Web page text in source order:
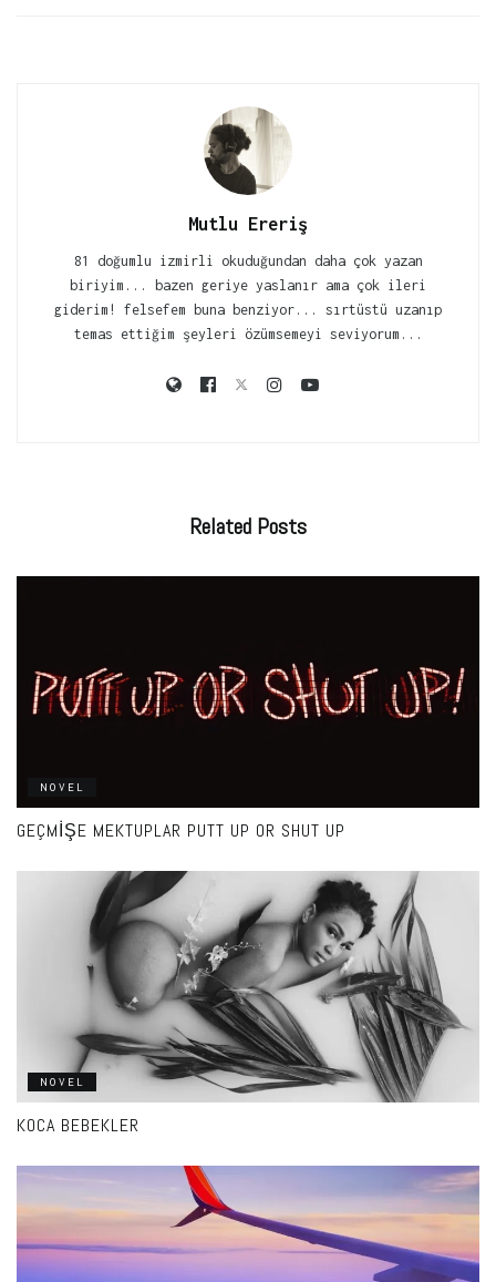
Mutlu Ereriş
81 doğumlu izmirli okuduğundan daha çok yazan
biriyim... bazen geriye yaslanır ama çok ileri
giderim! felsefem buna benziyor... sırtüstü uzanıp
temas ettiğim şeyleri özümsemeyi seviyorum...
Related Posts
NOVEL
GEÇMIŞE MEKTUPLAR PUTT UP OR SHUT UP
NOVEL
KOCA BEBEKLER